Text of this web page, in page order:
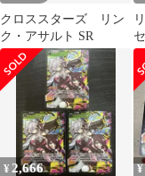
クロススターズ リン
ク・アサルト SR
¥ 2,666 ¥